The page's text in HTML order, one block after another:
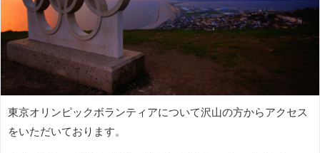
東京オリンピックボランティアについて沢山の方からアクセス
をいただいております。